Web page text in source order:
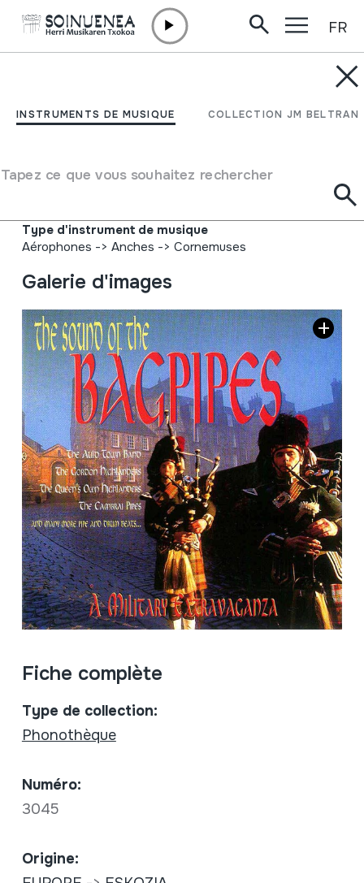
INSTRUMENTS DE MUSIQUE COLLECTION JM BELTRAN
Tapez ce que vous souhaitez rechercher
FR
The sound of the
extravaganza
Type d'instrument de musique
Aérophones -> Anches -> Cornemuses
Galerie d'images
Fiche complète
Type de collection:
Phonothèque
Numéro:
3045
Origine: